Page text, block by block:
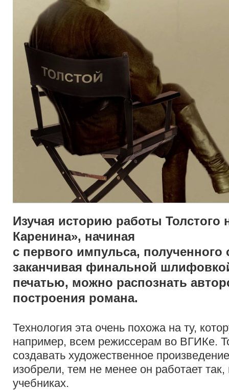
Изучая историю работы
Каренина», начиная
с первого импульса, полученного
заканчивая финальной
печатью, можно распознать
построения романа.
Технология эта очень похожа на ту,
например, всем режиссерам во ВГИКе.
создавать художественное
изобрели, тем не менее он работает так,
учебниках.